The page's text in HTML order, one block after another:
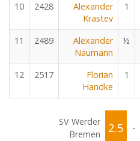
10 2428
Alexander
Krastev
1
11 2489
Alexander
Naumann
½
12 2517
Florian
Handke
1
SV Werder
Bremen
2.5 -